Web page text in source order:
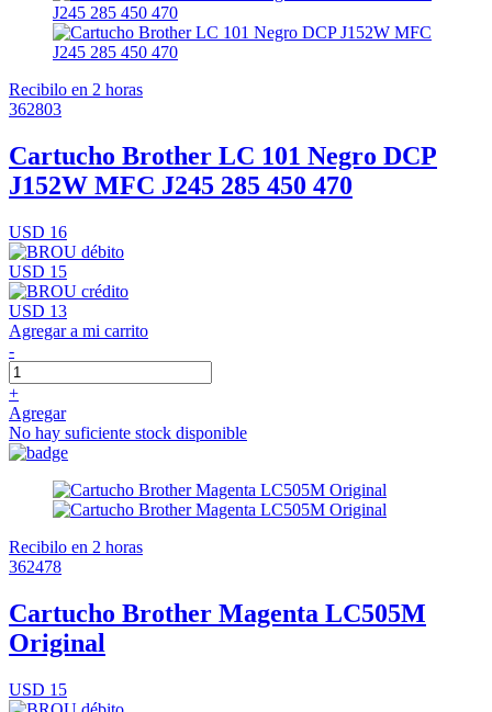
Recibilo en 2 horas
362803
Cartucho Brother LC 101 Negro DCP
J152W MFC J245 285 450 470
USD 16
USD 15
USD 13
Agregar a mi carrito
-
+
Agregar
No hay suficiente stock disponible
Recibilo en 2 horas
362478
Cartucho Brother Magenta LC505M
Original
USD 15